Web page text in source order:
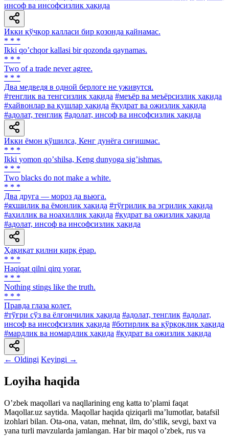
инсоф ва инсофсизлик ҳақида
Икки қўчқор калласи бир қозонда қайнамас.
* * *
Ikki qoʼchqor kallasi bir qozonda qaynamas.
* * *
Two of a trade never agree.
* * *
Два медведя в одной берлоге не уживутся.
#тенглик ва тенгсизлик ҳақида #меъёр ва меъёрсизлик ҳақида
#ҳайвонлар ва қушлар ҳақида #қудрат ва ожизлик ҳақида
#адолат, тенглик #адолат, инсоф ва инсофсизлик ҳақида
Икки ёмон қўшилса, Кенг дунёга сиғишмас.
* * *
Ikki yomon qoʼshilsa, Keng dunyoga sigʼishmas.
* * *
Two blacks do not make a white.
* * *
Два друга — мороз да вьюга.
#яхшилик ва ёмонлик ҳақида #тўғрилик ва эгрилик ҳақида
#аҳиллик ва ноаҳиллик ҳақида #қудрат ва ожизлик ҳақида
#адолат, инсоф ва инсофсизлик ҳақида
Ҳақиқат қилни қирқ ёрар.
* * *
Haqiqat qilni qirq yorar.
* * *
Nothing stings like the truth.
* * *
Правда глаза колет.
#тўғри сўз ва ёлғончилик ҳақида #адолат, тенглик #адолат,
инсоф ва инсофсизлик ҳақида #ботирлик ва қўрқоқлик ҳақида
#мардлик ва номардлик ҳақида #қудрат ва ожизлик ҳақида
← Oldingi Keyingi →
Loyiha haqida
Oʼzbek maqollari va naqllarining eng katta toʼplami faqat
Maqollar.uz saytida. Maqollar haqida qiziqarli maʼlumotlar, batafsil
izohlari bilan. Ota-ona, vatan, mehnat, ilm, doʼstlik, sevgi, baxt va
yana turli mavzularda jamlangan. Har bir maqol oʼzbek, rus va